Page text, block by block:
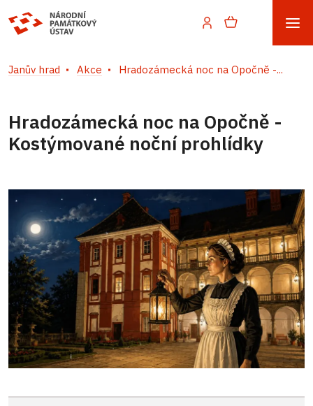
Janův hrad Akce Hradozámecká noc na Opočně -...
Hradozámecká noc na Opočně -
Kostýmované noční prohlídky